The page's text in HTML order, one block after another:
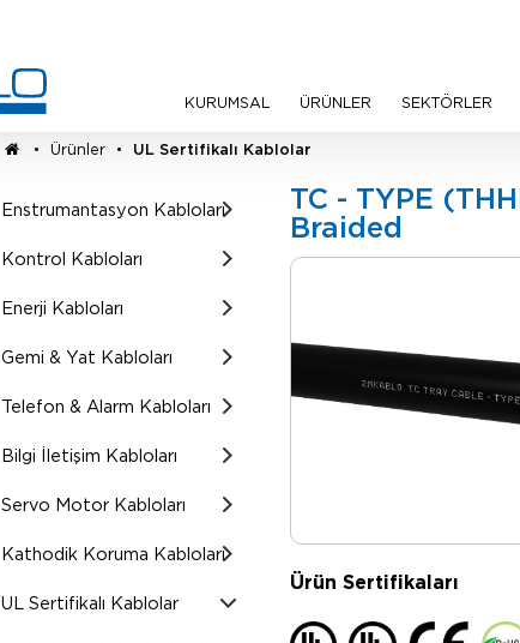
KURUMSAL ÜRÜNLER SEKTÖRLER
• Ürünler • UL Sertifikalı Kablolar
Enstrumantasyon Kabloları
Kontrol Kabloları
Enerji Kabloları
Gemi & Yat Kabloları
Telefon & Alarm Kabloları
Bilgi İletişim Kabloları
Servo Motor Kabloları
Kathodik Koruma Kabloları
UL Sertifikalı Kablolar
TC - TYPE
Braided
Ürün Sertifikaları